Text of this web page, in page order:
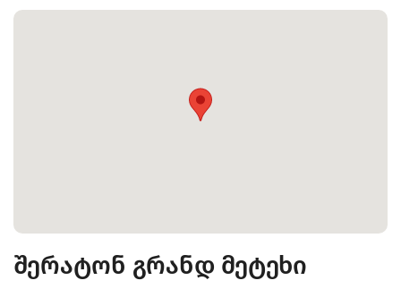
შერატონ გრანდ მეტეხი